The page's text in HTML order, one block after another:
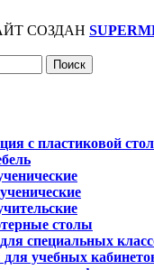
СОЗДАН
Поиск
столы
специальных
учебных